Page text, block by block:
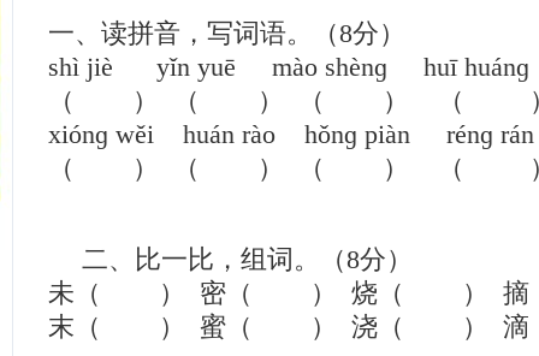
一、读拼音，写词语。（8分）
shì jiè yǐn yuē mào shènɡ huī huánɡ
（ ） （ ） （ ） （
xiónɡ wěi huán rào hǒnɡ piàn rénɡ rán
（ ） （ ） （ ） （
二、比一比，组词。（8分）
未（ ） 密（ ） 烧（ ）
末（ ） 蜜（ ） 浇（ ）